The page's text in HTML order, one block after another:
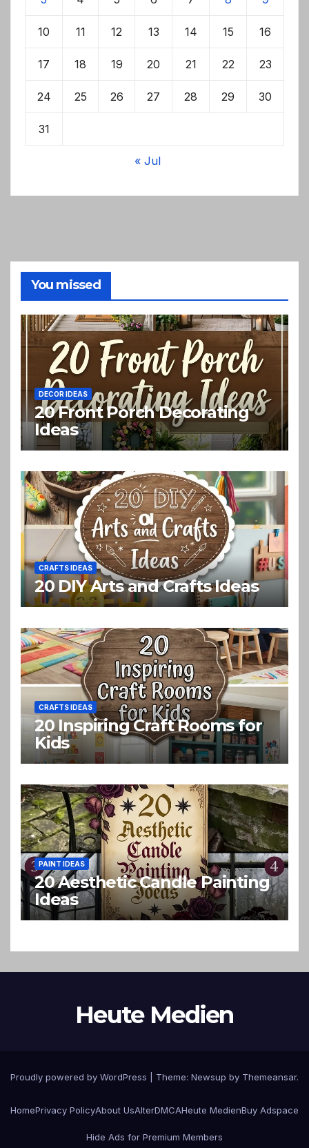
10 11 12 13 14 15 16
17 18 19 20 21 22 23
24 25 26 27 28 29 30
31
« Jul
You missed
DECOR IDEAS
20 Front Porch Decorating
Ideas
CRAFTS IDEAS
20 DIY Arts and Crafts Ideas
CRAFTS IDEAS
20 Inspiring Craft Rooms for
Kids
PAINT IDEAS
20 Aesthetic Candle Painting
Ideas
Heute Medien
Proudly powered by WordPress Theme: Newsup by Themeansar.
HomePrivacy PolicyAbout UsAlterDMCAHeute MedienBuy Adspace
Hide Ads for Premium Members